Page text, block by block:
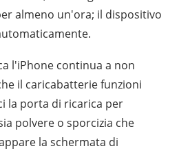
almeno un'ora; il dispositivo
l'iPhone continua a non
il caricabatterie funzioni
la porta di ricarica per
polvere o sporcizia che
la schermata di